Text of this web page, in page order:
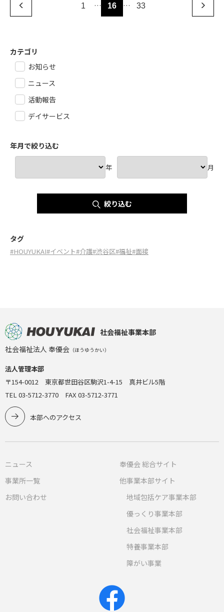
1 … 16 … 33
カテゴリ
お知らせ
ニュース
活動報告
デイサービス
年月で絞り込む
年 月
絞り込む
タグ
#HOUYUKAI#イベント#介護#渋谷区#福祉#面接
社会福祉事業本部
社会福祉法人 奉優会 （ほうゆうかい）
法人管理本部
〒154-0012 東京都世田谷区駒沢1-4-15 真井ビル5階
TEL 03-5712-3770 FAX 03-5712-3771
本部へのアクセス
ニュース
事業所一覧
お問い合わせ
奉優会 総合サイト
他事業本部サイト
地域包括ケア事業本部
優っくり事業本部
社会福祉事業本部
特養事業本部
障がい事業